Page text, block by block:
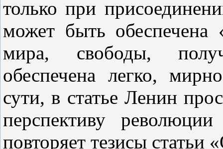
только при
может быть обеспечена
мира, свободы,
обеспечена легко,
сути, в статье Ленин
перспективу
повторяет тезисы статьи